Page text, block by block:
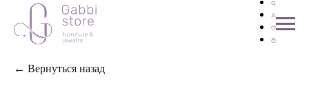
← Вернуться назад